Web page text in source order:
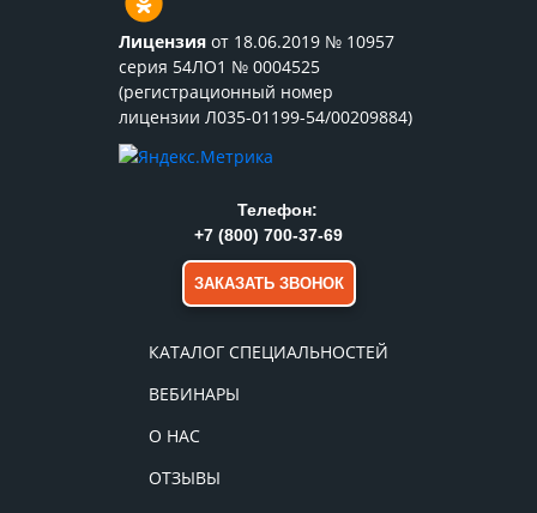
Лицензия от 18.06.2019 № 10957
серия 54ЛО1 № 0004525
(регистрационный номер
лицензии Л035-01199-54/00209884)
КАТАЛОГ СПЕЦИАЛЬНОСТЕЙ
ВЕБИНАРЫ
О НАС
ОТЗЫВЫ
Телефон:
+7 (800) 700-37-69
ЗАКАЗАТЬ ЗВОНОК